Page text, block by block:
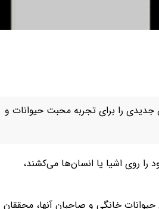
را برای تجربه محبت حیوانات و
را روی اشیا یا انسان‌ها می‌کشند،
خانگی و صاحبان آنها، محققان